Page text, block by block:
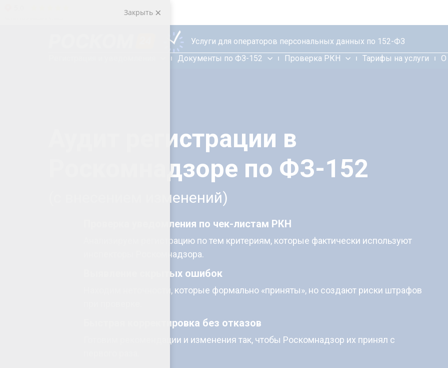
Услуги для операторов персональных данных по 152-ФЗ
Документы по ФЗ-152 Проверка РКН Тарифы на услуги О
Аудит регистрации в
Роскомнадзоре по ФЗ-152
(с внесением изменений)
Проверка уведомления по чек-листам РКН
Анализируем регистрацию по тем критериям, которые фактически используют
инспекторы Роскомнадзора.
Выявление скрытых ошибок
Находим неточности, которые формально «приняты», но создают риски штрафов
Быстрая корректировка без отказов
Готовим рекомендации и изменения так, чтобы Роскомнадзор их принял с
Закрыть